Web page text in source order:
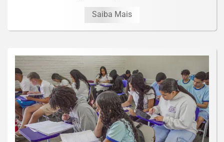
Saiba Mais